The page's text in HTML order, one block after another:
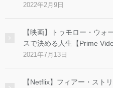
2022年2月9日
【映画】トゥモロー・ウ
スで決める人生【Prime
2021年7月13日
【Netflix】フィアー・ス